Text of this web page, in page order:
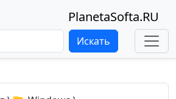
PlanetaSofta.RU
Искать